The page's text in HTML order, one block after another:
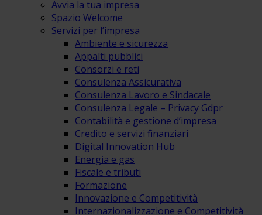
Avvia la tua impresa
Spazio Welcome
Servizi per l’impresa
Ambiente e sicurezza
Appalti pubblici
Consorzi e reti
Consulenza Assicurativa
Consulenza Lavoro e Sindacale
Consulenza Legale – Privacy Gdpr
Contabilità e gestione d’impresa
Credito e servizi finanziari
Digital Innovation Hub
Energia e gas
Fiscale e tributi
Formazione
Innovazione e Competitività
Internazionalizzazione e Competitività